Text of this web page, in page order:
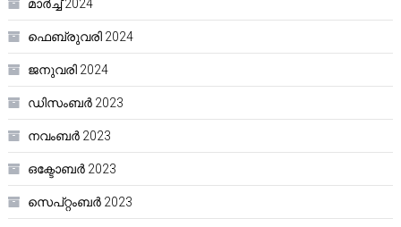
മാർച്ച്‌ 2024
ഫെബ്രുവരി 2024
ജനുവരി 2024
ഡിസംബർ 2023
നവംബർ 2023
ഒക്ടോബർ 2023
സെപ്റ്റംബർ 2023